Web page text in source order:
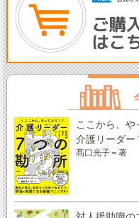
ここから、
介護リーダー
髙口光子＝著